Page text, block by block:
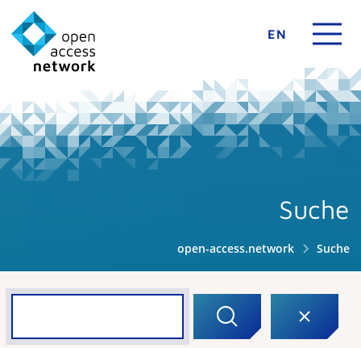
EN
Suche
open-access.network Suche